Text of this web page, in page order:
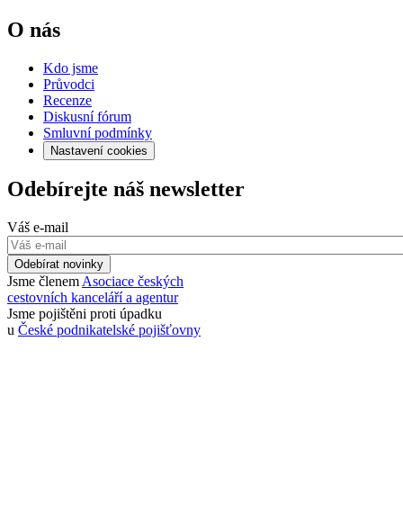
O nás
Kdo jsme
Průvodci
Recenze
Diskusní fórum
Smluvní podmínky
Nastavení cookies
Odebírejte náš newsletter
Váš e-mail
Odebírat novinky
Jsme členem Asociace českých
cestovních kanceláří a agentur
Jsme pojištěni proti úpadku
u České podnikatelské pojišťovny